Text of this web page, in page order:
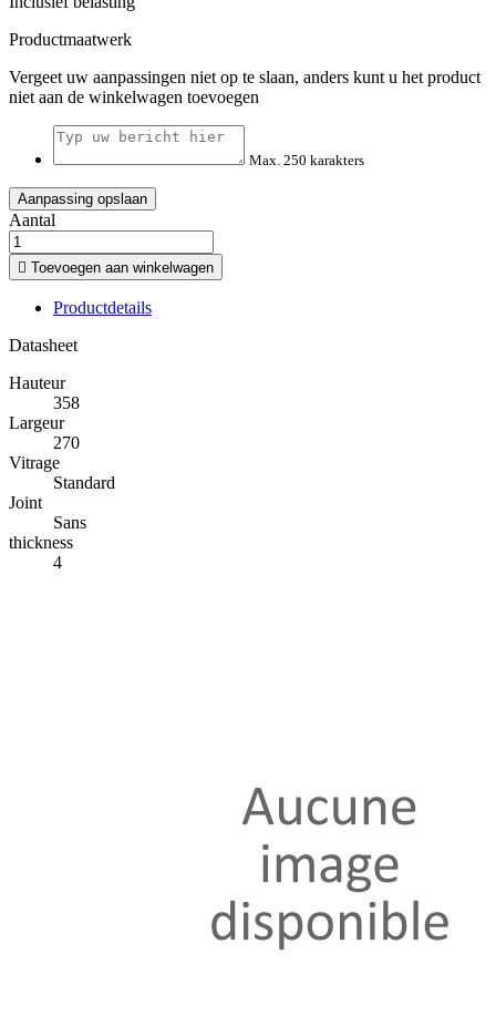
Productmaatwerk
Vergeet uw aanpassingen niet op te slaan, anders kunt u het product
niet aan de winkelwagen toevoegen
Max. 250 karakters
Aanpassing opslaan
Aantal
 Toevoegen aan winkelwagen
Productdetails
Datasheet
Hauteur
358
Largeur
270
Vitrage
Standard
Joint
Sans
thickness
4